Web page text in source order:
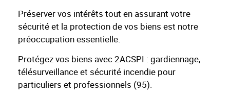
Préserver vos intérêts tout en assurant votre
sécurité et la protection de vos biens est notre
préoccupation essentielle.
Protégez vos biens avec 2ACSPI : gardiennage,
télésurveillance et sécurité incendie pour
particuliers et professionnels (95).